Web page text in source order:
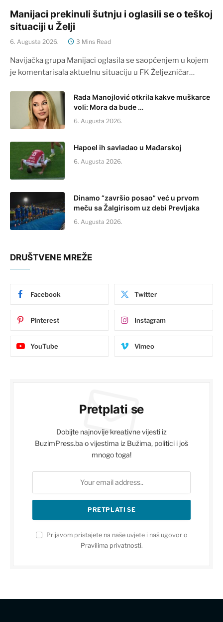
Manijaci prekinuli šutnju i oglasili se o teškoj
situaciji u Želji
6. Augusta 2026. 3 Mins Read
Navijačka grupa Manijaci oglasila se saopćenjem u kojem
je komentarisala aktuelnu situaciju u FK Željezničar…
Rada Manojlović otkrila kakve muškarce
voli: Mora da bude …
6. Augusta 2026.
Hapoel ih savladao u Mađarskoj
6. Augusta 2026.
Dinamo “završio posao” već u prvom
meču sa Žalgirisom uz debi Prevljaka
6. Augusta 2026.
DRUŠTVENE MREŽE
Facebook Twitter
Pinterest Instagram
YouTube Vimeo
Pretplati se
Dobijte najnovije kreativne vijesti iz
BuzimPress.ba o vijestima iz Bužima, politici i još
mnogo toga!
Prijavom pristajete na naše uvjete i naš ugovor o
Pravilima privatnosti.